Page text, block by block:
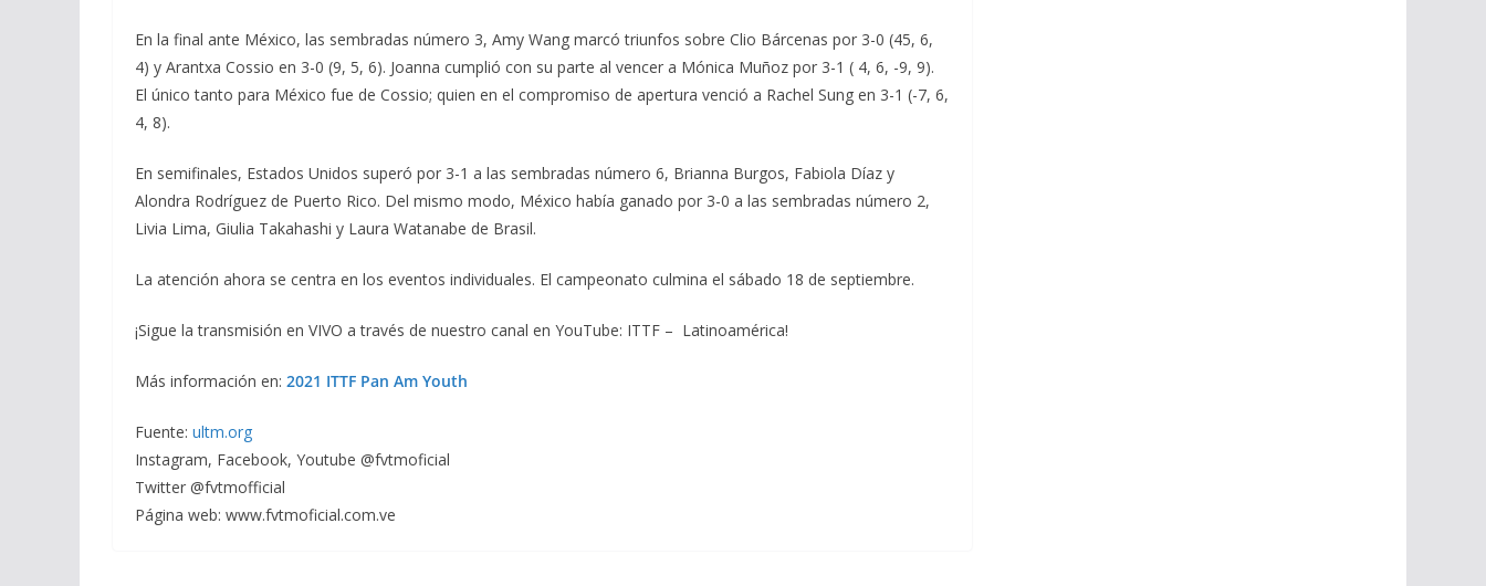
En la final ante México, las sembradas número 3, Amy Wang marcó triunfos sobre Clio Bárcenas por 3-0 (45, 6,
4) y Arantxa Cossio en 3-0 (9, 5, 6). Joanna cumplió con su parte al vencer a Mónica Muñoz por 3-1 ( 4, 6, -9, 9).
El único tanto para México fue de Cossio; quien en el compromiso de apertura venció a Rachel Sung en 3-1 (-7, 6,
4, 8).
En semifinales, Estados Unidos superó por 3-1 a las sembradas número 6, Brianna Burgos, Fabiola Díaz y
Alondra Rodríguez de Puerto Rico. Del mismo modo, México había ganado por 3-0 a las sembradas número 2,
Livia Lima, Giulia Takahashi y Laura Watanabe de Brasil.
La atención ahora se centra en los eventos individuales. El campeonato culmina el sábado 18 de septiembre.
¡Sigue la transmisión en VIVO a través de nuestro canal en YouTube: ITTF – Latinoamérica!
Más información en: 2021 ITTF Pan Am Youth
Fuente: ultm.org
Instagram, Facebook, Youtube @fvtmoficial
Twitter @fvtmofficial
Página web: www.fvtmoficial.com.ve